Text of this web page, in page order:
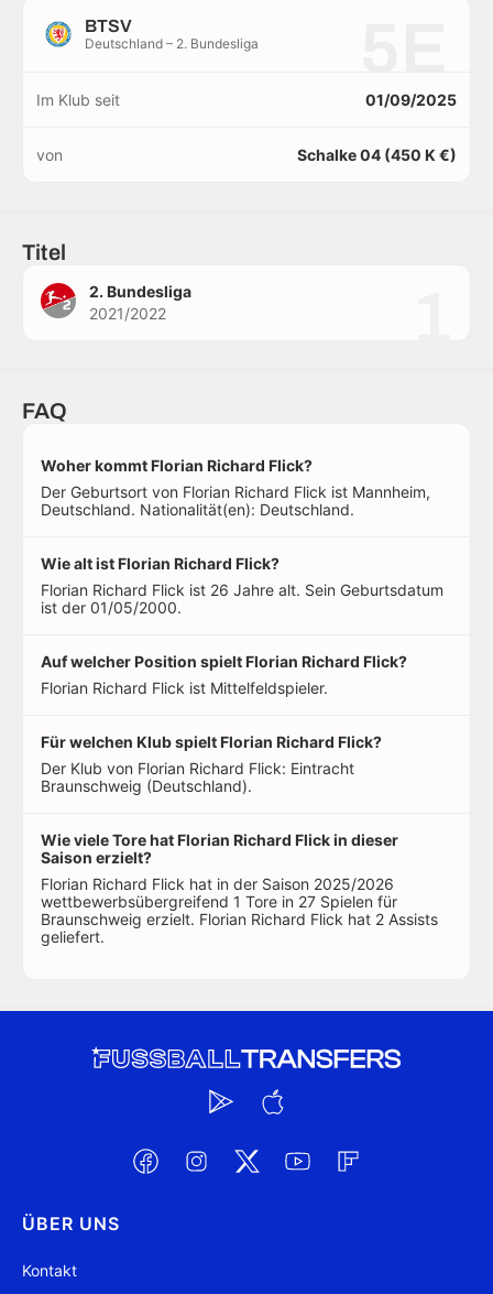
BTSV
Deutschland – 2. Bundesliga
Im Klub seit 01/09/2025
von Schalke 04 (450 K €)
Titel
2. Bundesliga
2021/2022
FAQ
Woher kommt Florian Richard Flick?
Der Geburtsort von Florian Richard Flick ist Mannheim,
Deutschland. Nationalität(en): Deutschland.
Wie alt ist Florian Richard Flick?
Florian Richard Flick ist 26 Jahre alt. Sein Geburtsdatum
ist der 01/05/2000.
Auf welcher Position spielt Florian Richard Flick?
Florian Richard Flick ist Mittelfeldspieler.
Für welchen Klub spielt Florian Richard Flick?
Der Klub von Florian Richard Flick: Eintracht
Braunschweig (Deutschland).
Wie viele Tore hat Florian Richard Flick in dieser
Saison erzielt?
Florian Richard Flick hat in der Saison 2025/2026
wettbewerbsübergreifend 1 Tore in 27 Spielen für
Braunschweig erzielt. Florian Richard Flick hat 2 Assists
geliefert.
ÜBER UNS
Kontakt